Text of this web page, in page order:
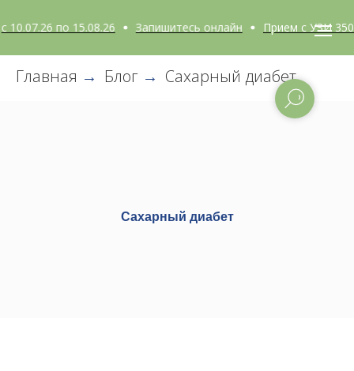
по 15.08.26 Запишитесь онлайн Прием с УЗИ 3500
Главная → Блог → Сахарный диабет
Сахарный диабет